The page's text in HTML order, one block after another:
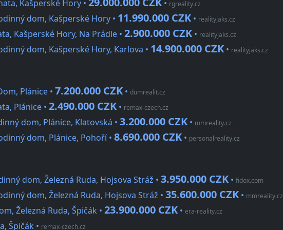
Kašperské Hory • • rgreality.cz
dom, Kašperské Hory • 11.990.000 CZK • realityjaks.cz
Kašperské Hory, Na Prádle • 2.900.000 CZK • realityjaks.cz
dom, Kašperské Hory, Karlova • 14.900.000 CZK • realityjaks.cz
Plánice • 7.200.000 CZK • dumrealit.cz
Plánice • 2.490.000 CZK • remax-czech.cz
dom, Plánice, Klatovská • 3.200.000 CZK • mmreality.cz
dom, Plánice, Pohoří • 8.690.000 CZK • personalreality.cz
dom, Železná Ruda, Hojsova Stráž • 3.950.000 CZK • fidox.com
dom, Železná Ruda, Hojsova Stráž • 35.600.000 CZK • mmreality.cz
Železná Ruda, Špičák • 23.900.000 CZK • era-reality.cz
Špičák • remax-czech.cz